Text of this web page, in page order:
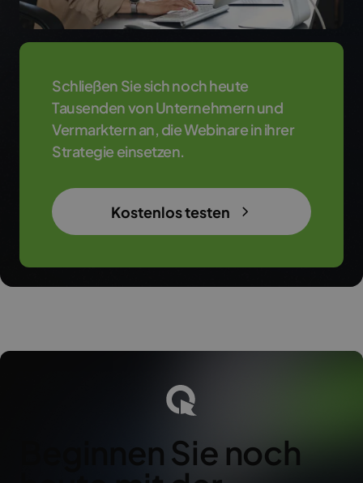
Schließen Sie sich noch heute
Tausenden von Unternehmern und
Vermarktern an, die Webinare in ihrer
Strategie einsetzen.
Kostenlos testen
Beginnen Sie noch